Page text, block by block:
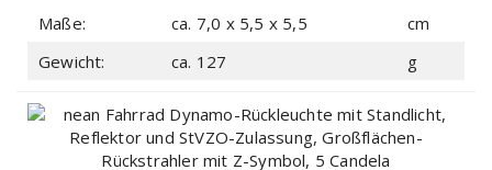
Maße:
ca. 7,0 x 5,5 x 5,5
cm
Gewicht:
ca. 127 g